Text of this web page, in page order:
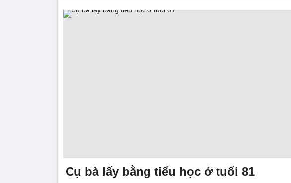
Cụ bà lấy bằng tiểu học ở tuổi 81